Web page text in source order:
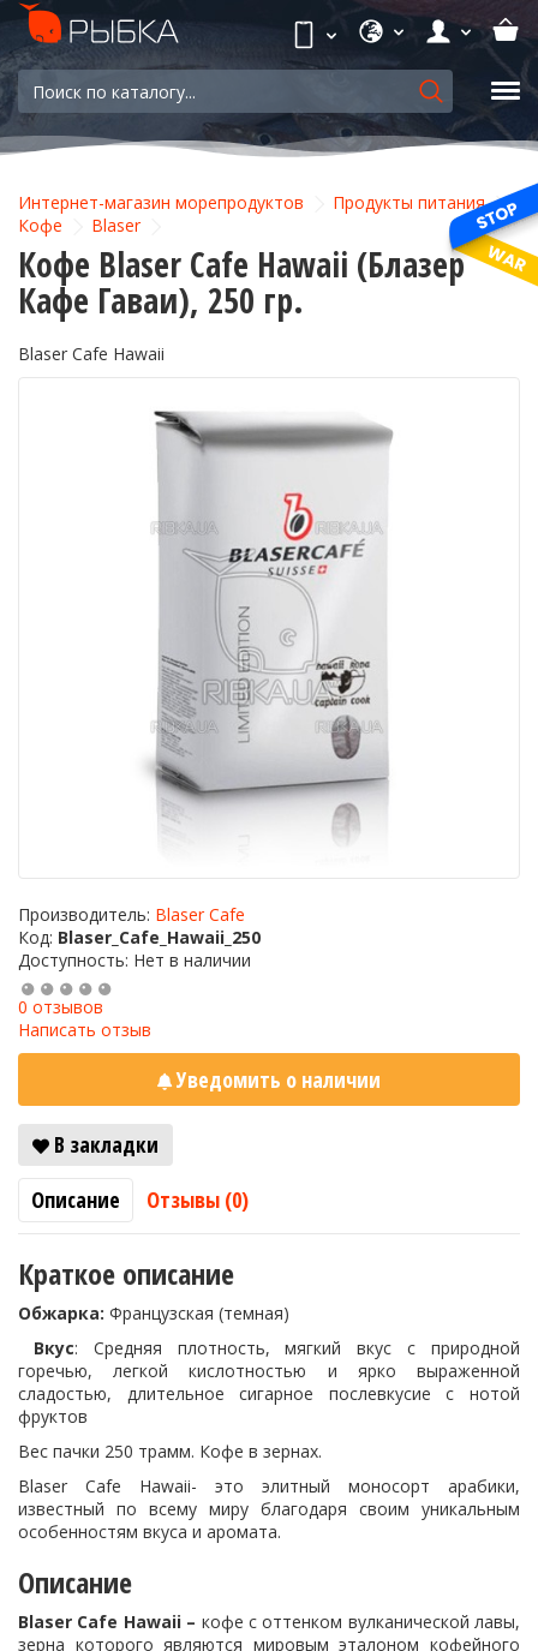
Интернет-магазин морепродуктов
Продукты питания
Кофе
Blaser
Кофе Blaser Cafe Hawaii (Блазер
Кафе Гаваи), 250 гр.
Blaser Cafe Hawaii
Производитель: Blaser Cafe
Код: Blaser_Cafe_Hawaii_250
Доступность: Нет в наличии
0 отзывов
Написать отзыв
Уведомить о наличии
В закладки
Описание
Отзывы (0)
Краткое описание
Обжарка: Французская (темная)
Вкус: Средняя плотность, мягкий вкус с природной
горечью, легкой кислотностью и ярко выраженной
сладостью, длительное сигарное послевкусие с нотой
фруктов
Вес пачки 250 трамм. Кофе в зернах.
Blaser Cafe Hawaii- это элитный моносорт арабики,
известный по всему миру благодаря своим уникальным
особенностям вкуса и аромата.
Описание
Blaser Cafe Hawaii – кофе с оттенком вулканической лавы,
зерна которого являются мировым эталоном кофейного